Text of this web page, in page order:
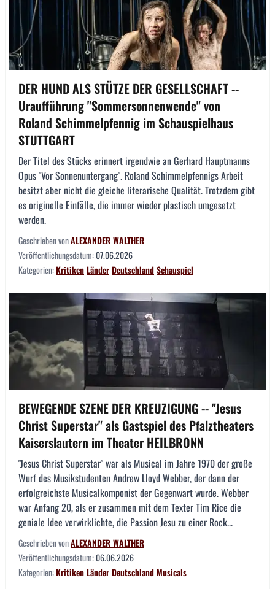
DER HUND ALS STÜTZE DER GESELLSCHAFT --
Uraufführung "Sommersonnenwende" von
Roland Schimmelpfennig im Schauspielhaus
STUTTGART
Der Titel des Stücks erinnert irgendwie an Gerhard Hauptmanns
Opus "Vor Sonnenuntergang". Roland Schimmelpfennigs Arbeit
besitzt aber nicht die gleiche literarische Qualität. Trotzdem gibt
es originelle Einfälle, die immer wieder plastisch umgesetzt
werden.
Geschrieben vonALEXANDER WALTHER
Veröffentlichungsdatum:07.06.2026
Kategorien:KritikenLänderDeutschlandSchauspiel
BEWEGENDE SZENE DER KREUZIGUNG -- "Jesus
Christ Superstar" als Gastspiel des Pfalztheaters
Kaiserslautern im Theater HEILBRONN
"Jesus Christ Superstar" war als Musical im Jahre 1970 der große
Wurf des Musikstudenten Andrew Lloyd Webber, der dann der
erfolgreichste Musicalkomponist der Gegenwart wurde. Webber
war Anfang 20, als er zusammen mit dem Texter Tim Rice die
geniale Idee verwirklichte, die Passion Jesu zu einer Rock...
Geschrieben vonALEXANDER WALTHER
Veröffentlichungsdatum:06.06.2026
Kategorien:KritikenLänderDeutschlandMusicals